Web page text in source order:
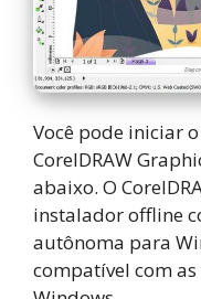
Você pode iniciar
CorelDRAW
abaixo. O
instalador offline
autônoma para
compatível com as